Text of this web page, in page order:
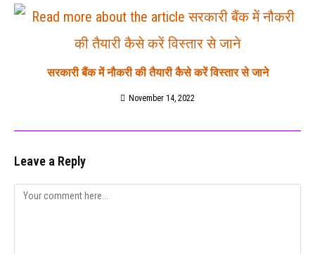
सरकारी बैंक में नौकरी की तैयारी कैसे करें विस्तार से जाने
November 14, 2022
Leave a Reply